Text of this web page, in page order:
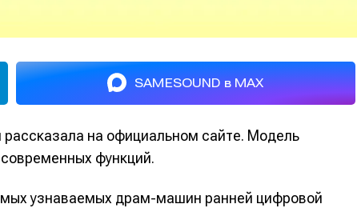
SAMESOUND в MAX
на официальном сайте. Модель
функций.
узнаваемых драм-машин ранней цифровой